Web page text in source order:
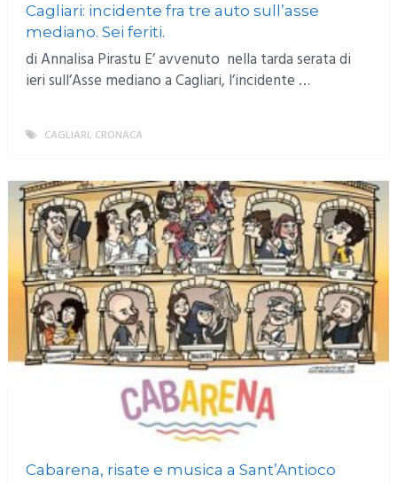
Cagliari: incidente fra tre auto sull’asse
mediano. Sei feriti.
di Annalisa Pirastu E’ avvenuto nella tarda serata di
ieri sull’Asse mediano a Cagliari, l’incidente …
CAGLIARI, CRONACA
Cabarena, risate e musica a Sant’Antioco